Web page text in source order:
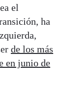
el
ha
de los más
en junio de